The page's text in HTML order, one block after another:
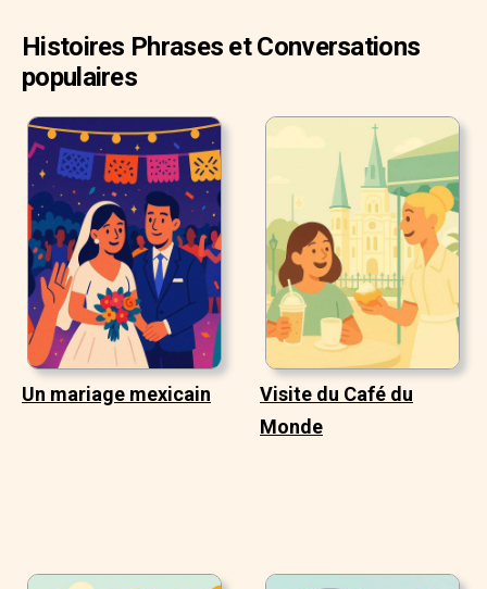
Histoires Phrases et Conversations
populaires
Un mariage mexicain
Visite du Café du
Monde